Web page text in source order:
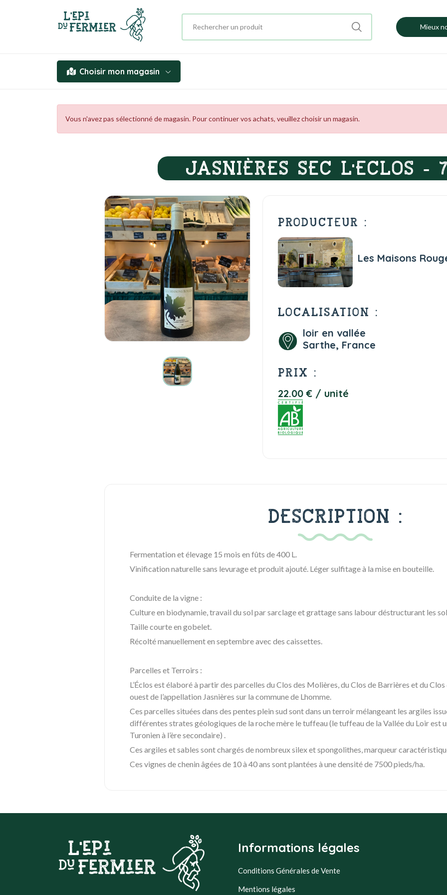
Mieux
Choisir mon magasin
Vous n'avez pas sélectionné de magasin. Pour continuer vos achats, veuillez choisir un magasin.
JASNIÈRES SEC L'ECLOS -
PRODUCTEUR :
Les Maisons
LOCALISATION :
loir en vallée
Sarthe, France
PRIX :
22.00 € / unité
DESCRIPTION :
Fermentation et élevage 15 mois en fûts de 400 L.
Vinification naturelle sans levurage et produit ajouté. Léger sulfitage à la mise en bouteille.
Conduite de la vigne :
Culture en biodynamie, travail du sol par sarclage et grattage sans labour déstructurant les
Taille courte en gobelet.
Récolté manuellement en septembre avec des caissettes.
Parcelles et Terroirs :
L’Éclos est élaboré à partir des parcelles du Clos des Molières, du Clos de Barrières et du
ouest de l’appellation Jasnières sur la commune de Lhomme.
Ces parcelles situées dans des pentes plein sud sont dans un terroir mélangeant les argiles
différentes strates géologiques de la roche mère le tuffeau (le tuffeau de la Vallée du Loir est
Turonien à l’ère secondaire) .
Ces argiles et sables sont chargés de nombreux silex et spongolithes, marqueur
Ces vignes de chenin âgées de 10 à 40 ans sont plantées à une densité de 7500 pieds/ha.
Informations légales
Conditions Générales de Vente
Mentions légales